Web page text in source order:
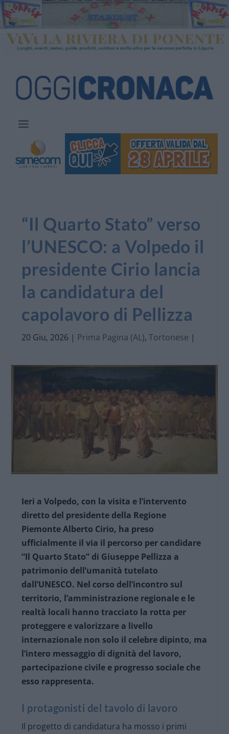
“Il Quarto Stato” verso
l’UNESCO: a Volpedo il
presidente Cirio lancia
la candidatura del
capolavoro di Pellizza
20 Giu, 2026 | Prima Pagina (AL),Tortonese |
Ieri a Volpedo, con la visita e l’intervento
diretto del presidente della Regione
Piemonte Alberto Cirio, ha preso
ufficialmente il via il percorso per candidare
“Il Quarto Stato” di Giuseppe Pellizza a
patrimonio dell’umanità tutelato
dall’UNESCO. Nel corso dell’incontro sul
territorio, l’amministrazione regionale e le
realtà locali hanno tracciato la rotta per
proteggere e valorizzare a livello
internazionale non solo il celebre dipinto, ma
l’intero messaggio di dignità del lavoro,
partecipazione civile e progresso sociale che
esso rappresenta.
I protagonisti del tavolo di lavoro
Il progetto di candidatura ha mosso i primi